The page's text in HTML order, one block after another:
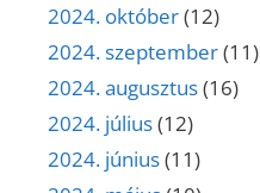
2024. október(12)
2024. szeptember(11)
2024. augusztus(16)
2024. július(12)
2024. június(11)